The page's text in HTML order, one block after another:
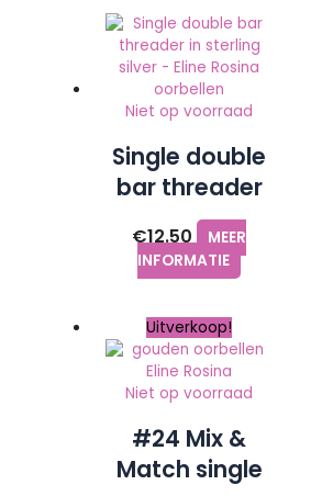
Niet op voorraad
Single double
bar threader
in sterling
silver – Eline
Rosina
oorbellen
€12.50
MEER
INFORMATIE
Uitverkoop!
Niet op voorraad
#24 Mix &
Match single